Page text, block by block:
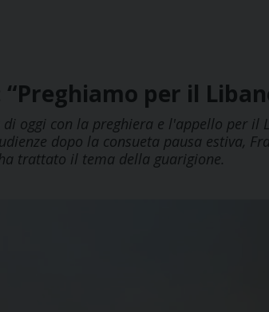
“Preghiamo per il
oggi con la preghiera e l'appello per il
dopo la consueta pausa estiva,
trattato il tema della guarigione.